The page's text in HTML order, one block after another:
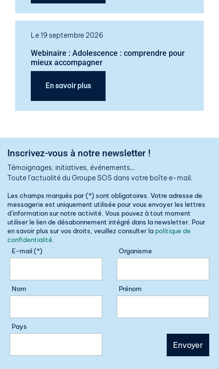
Le 19 septembre 2026
Webinaire : Adolescence : comprendre pour
mieux accompagner
En savoir plus
Inscrivez-vous à notre newsletter !
Témoignages, initiatives, événements…
Toute l’actualité du Groupe SOS dans votre boîte e-mail.
Les champs marqués par (*) sont obligatoires. Votre adresse de
messagerie est uniquement utilisée pour vous envoyer les lettres
d’information sur notre activité. Vous pouvez à tout moment
utiliser le lien de désabonnement intégré dans la newsletter. Pour
en savoir plus sur vos droits, veuillez consulter la politique de
confidentialité
E-mail (*)
Organisme
Nom Prénom
Pays